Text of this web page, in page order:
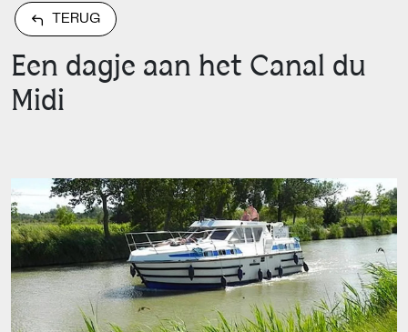
TERUG
Een dagje aan het Canal du
Midi